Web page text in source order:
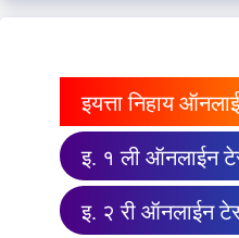
इयत्ता निहाय
इ. १ ली ऑनलाईन
इ. २ री ऑनलाईन